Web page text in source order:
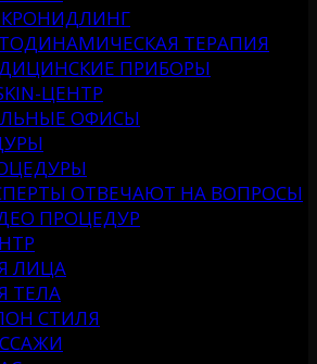
ТЕРАПИЯ
ПРИБОРЫ
ЦЕНТР
ОФИСЫ
ОТВЕЧАЮТ НА ВОПРОСЫ
ПРОЦЕДУР
ЛИЦА
ТЕЛА
СТИЛЯ